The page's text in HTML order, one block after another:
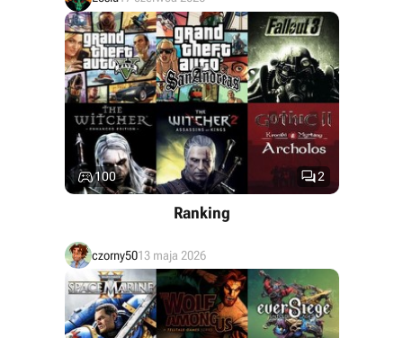
2
100
Ranking
czorny5013 maja 2026